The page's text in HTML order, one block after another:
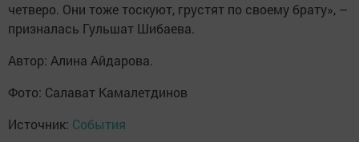
четверо. Они тоже тоскуют, грустят по своему брату», –
призналась Гульшат Шибаева.
Автор: Алина Айдарова.
Фото: Салават Камалетдинов
Источник: События